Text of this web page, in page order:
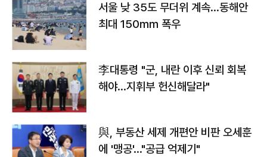
서울 낮 35도 무더위 계속…동해안
최대 150㎜ 폭우
李대통령 "군, 내란 이후 신뢰 회복
해야…지휘부 헌신해달라"
與, 부동산 세제 개편안 비판 오세훈
에 '맹공'…"공급 억제기"